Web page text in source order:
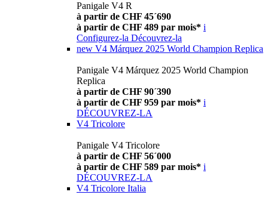
Panigale V4 R
à partir de CHF 45´690
à partir de CHF 489 par mois* i
Configurez-la Découvrez-la
new V4 Márquez 2025 World Champion Replica
Panigale V4 Márquez 2025 World Champion
Replica
à partir de CHF 90´390
à partir de CHF 959 par mois* i
DÉCOUVREZ-LA
V4 Tricolore
Panigale V4 Tricolore
à partir de CHF 56´000
à partir de CHF 589 par mois* i
DÉCOUVREZ-LA
V4 Tricolore Italia